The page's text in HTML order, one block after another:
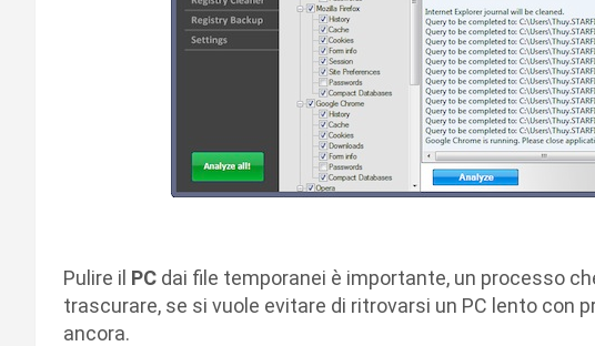
Pulire il PC dai file temporanei è importante, un processo
trascurare, se si vuole evitare di ritrovarsi un PC lento con
ancora.